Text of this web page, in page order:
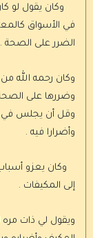
في الأسواق
الضرر على الصحة .
وكان رحمه الله
وضررها على
وقل أن يجلس في
وأضرارا فيه .
وكان يعزو
إلى المكيفات .
ويقول لي ذات مره